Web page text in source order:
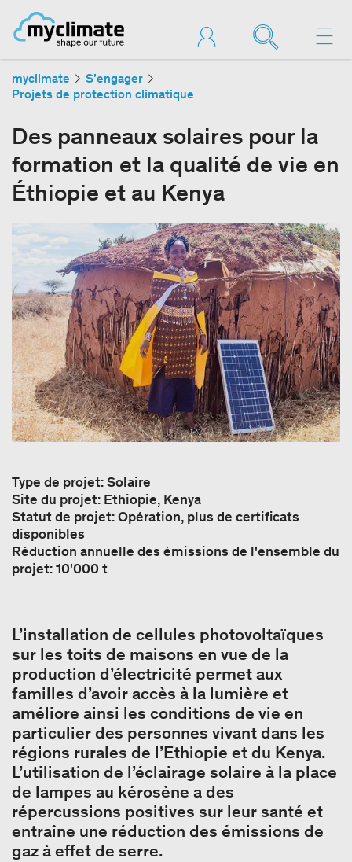
myclimate
S’engager
Projets de protection climatique
Des panneaux solaires pour la
formation et la qualité de vie en
Éthiopie et au Kenya
Type de projet: Solaire
Site du projet: Ethiopie, Kenya
Statut de projet: Opération, plus de certificats
disponibles
Réduction annuelle des émissions de l'ensemble du
projet: 10'000 t
L’installation de cellules photovoltaïques
sur les toits de maisons en vue de la
production d’électricité permet aux
familles d’avoir accès à la lumière et
améliore ainsi les conditions de vie en
particulier des personnes vivant dans les
régions rurales de l’Ethiopie et du Kenya.
L’utilisation de l’éclairage solaire à la place
de lampes au kérosène a des
répercussions positives sur leur santé et
entraîne une réduction des émissions de
gaz à effet de serre.